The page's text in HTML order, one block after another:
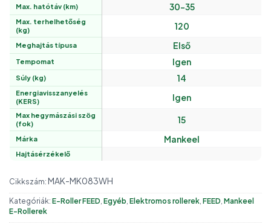
Max. hatótáv (km) 30-35
Max. terhelhetőség
(kg)
120
Meghajtás típusa Első
Tempomat Igen
Súly (kg) 14
Energiavisszanyelés
(KERS)
Igen
Max hegymászási szög
(fok)
15
Márka Mankeel
Hajtásérzékelő
Cikkszám: MAK-MK083WH
Kategóriák: E-Roller FEED, Egyéb, Elektromos rollerek, FEED, Mankeel
E-Rollerek